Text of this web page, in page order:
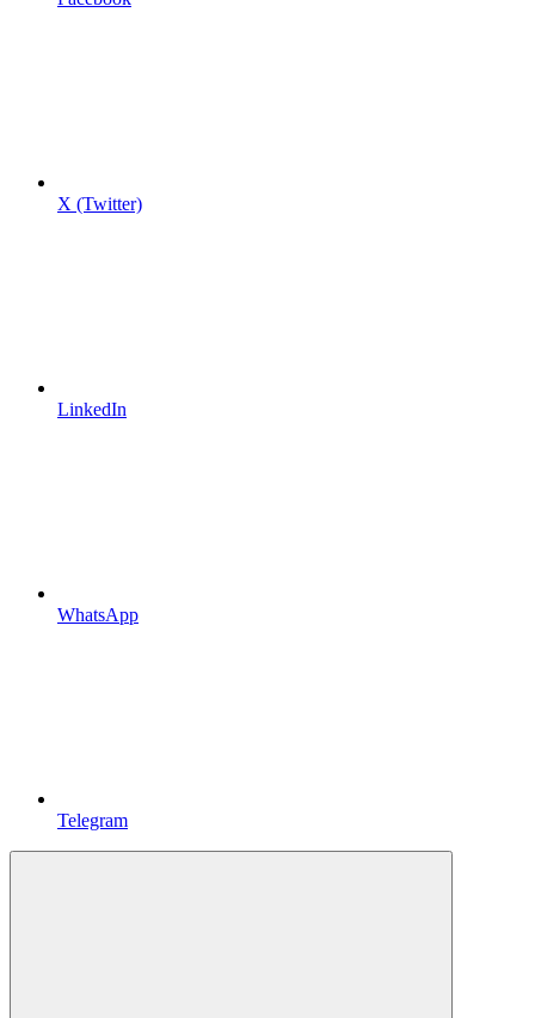
X (Twitter)
LinkedIn
WhatsApp
Telegram